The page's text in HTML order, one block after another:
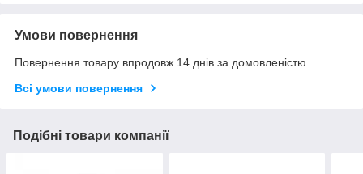
Умови повернення
Повернення товару впродовж 14 днів за домовленістю
Всі умови повернення
Подібні товари компанії